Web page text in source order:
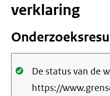
verklaring
Oké.
De status van de
https://